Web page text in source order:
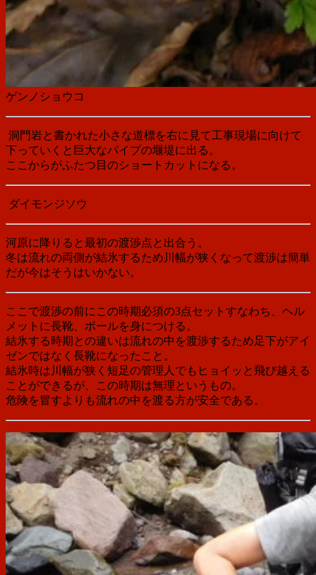
ゲンノショウコ
洞門岩と書かれた小さな道標を右に見て工事現場に向けて
下っていくと巨大なパイプの堰堤に出る。
ここからがふたつ目のショートカットになる。
ダイモンジソウ
河原に降りると最初の渡渉点と出合う。
冬は流れの両側が結氷するため川幅が狭くなって渡渉は簡単
だが今はそうはいかない。
ここで渡渉の前にこの時期必須の3点セットすなわち、ヘル
メットに長靴、ポールを身につける。
結氷する時期との違いは流れの中を渡渉するため足下がアイ
ゼンではなく長靴になったこと。
結氷時は川幅が狭く短足の管理人でもヒョイッと飛び越える
ことができるが、この時期は無理というもの。
危険を冒すよりも流れの中を渡る方が安全である。